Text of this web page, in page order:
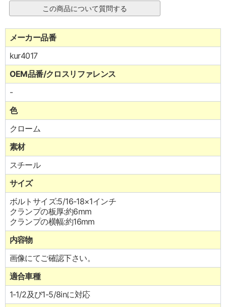
メーカー品番
kur4017
OEM品番/クロスリファレンス
-
色
クローム
素材
スチール
サイズ
ボルトサイズ:5/16-18×1インチ
クランプの板厚:約6mm
クランプの横幅:約16mm
内容物
画像にてご確認下さい。
適合車種
1-1/2及び1-5/8inに対応